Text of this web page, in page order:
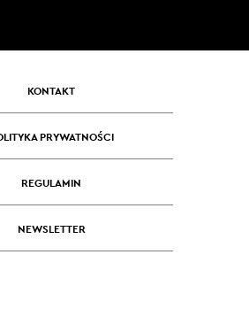
KONTAKT
PRYWATNOŚCI
REGULAMIN
NEWSLETTER